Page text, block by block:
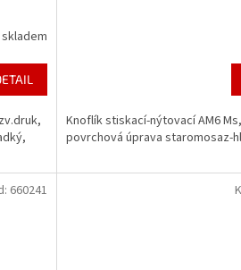
skladem
Knoflík stiskací-nýtovací AM6
povrchová úprava staromosaz-
660241